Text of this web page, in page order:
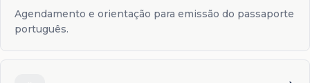
Agendamento e orientação para emissão do passaporte
português.